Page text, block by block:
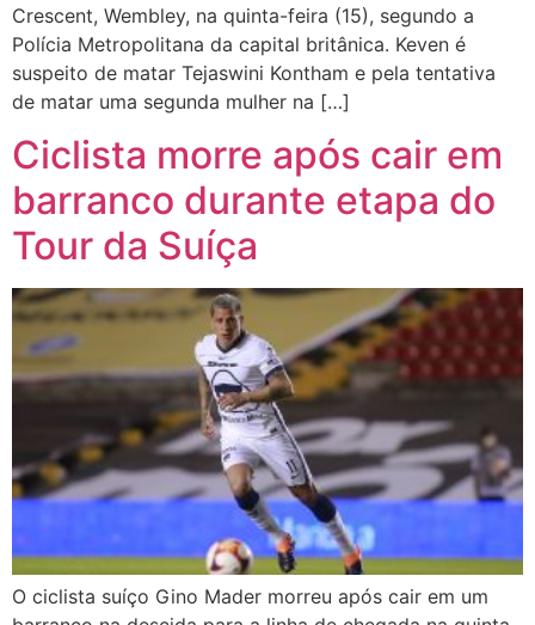
Crescent, Wembley, na quinta-feira (15), segundo a
Polícia Metropolitana da capital britânica. Keven é
suspeito de matar Tejaswini Kontham e pela tentativa
de matar uma segunda mulher na […]
Ciclista morre após cair em
barranco durante etapa do
Tour da Suíça
O ciclista suíço Gino Mader morreu após cair em um